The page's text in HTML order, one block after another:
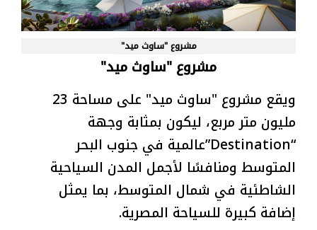
مشروع "ساوث ميد"
مشروع "ساوث ميد"
ويقع مشروع "ساوث ميد" على مساحة 23
مليون متر مربع، ليكون بمثابة وجهة
“Destination”عالمية في جنوب البحر
المتوسط ومنافسًا لأجمل المدن السياحية
الشاطئية في شمال المتوسط، بما يمثل
إضافة كبيرة للسياحة المصرية.